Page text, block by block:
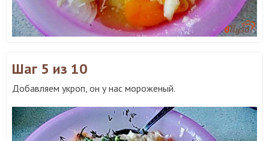
Шаг 5 из 10
Добавляем укроп, он у нас мороженый.